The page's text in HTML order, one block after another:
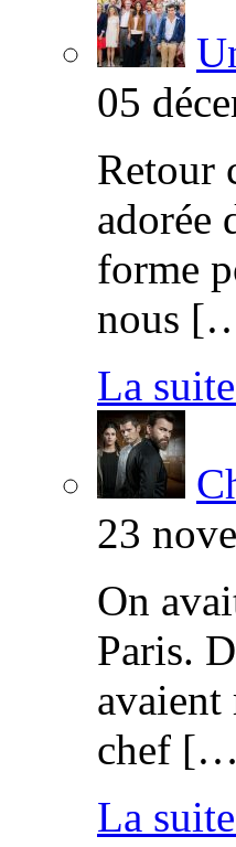
05
Retour
adorée
forme
nous
La
23
On
Paris.
avaient
chef
La